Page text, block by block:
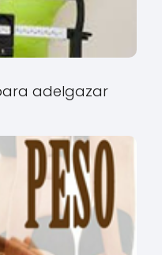
adelgazar